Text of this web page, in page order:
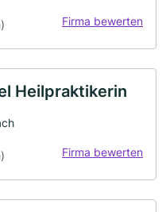
Firma bewerten
Heilpraktikerin
Firma bewerten